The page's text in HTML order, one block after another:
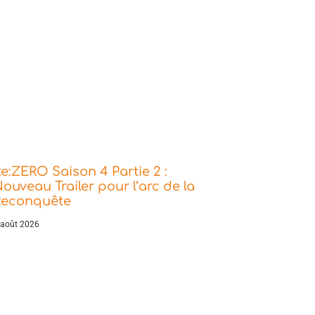
Saison 4 Partie 2 :
Trailer pour l’arc de la
2026